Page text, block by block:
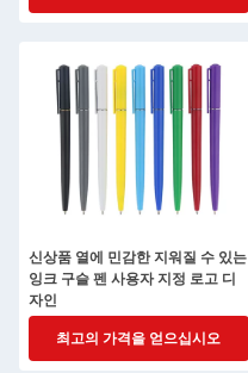
신상품 열에 민감한 지워질 수 있는
잉크 구슬 펜 사용자 지정 로고 디
자인
최고의 가격을 얻으십시오